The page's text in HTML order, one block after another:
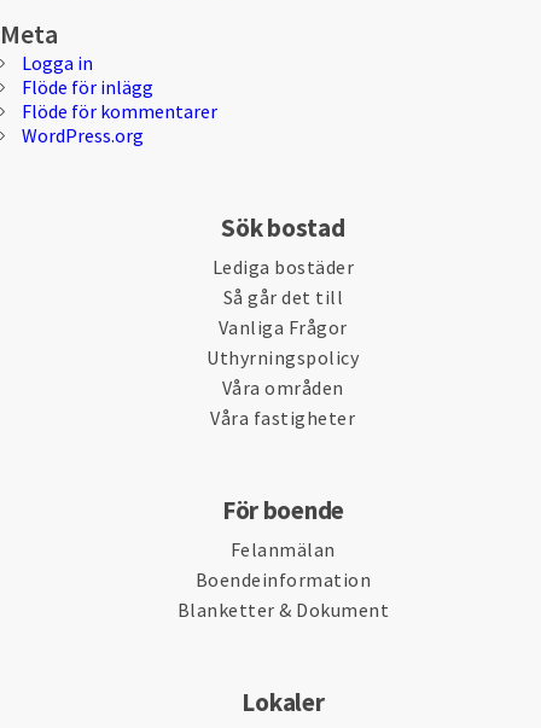
Meta
Logga in
Flöde för inlägg
Flöde för kommentarer
WordPress.org
Sök bostad
Lediga bostäder
Så går det till
Vanliga Frågor
Uthyrningspolicy
Våra områden
Våra fastigheter
För boende
Felanmälan
Boendeinformation
Blanketter & Dokument
Lokaler